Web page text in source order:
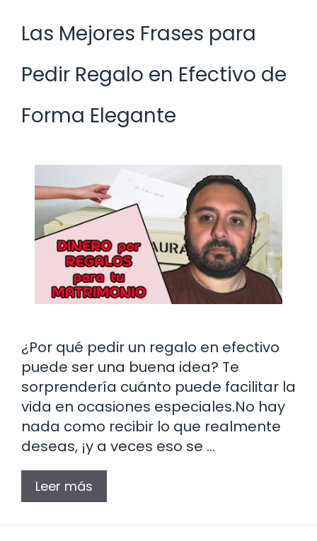
Las Mejores Frases para
Pedir Regalo en Efectivo de
Forma Elegante
¿Por qué pedir un regalo en efectivo
puede ser una buena idea? Te
sorprendería cuánto puede facilitar la
vida en ocasiones especiales.No hay
nada como recibir lo que realmente
deseas, ¡y a veces eso se …
Leer más